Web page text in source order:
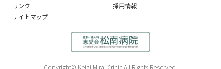
リンク
採用情報
サイトマップ
Copyright© Keiai Mirai Crinic All Rights Reserved.